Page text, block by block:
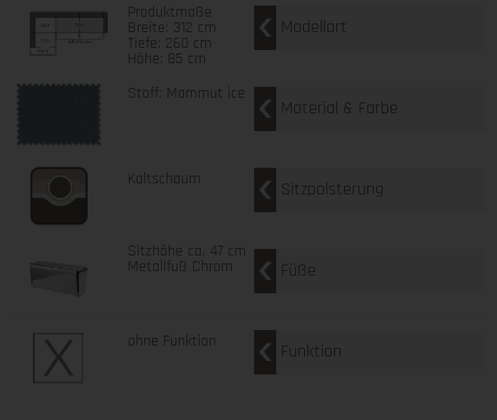
Produktmaße
Breite: 312 cm
Tiefe: 260 cm
Höhe: 85 cm
Modellart
Stoff: Mammut ice
Material & Farbe
Kaltschaum Sitzpolsterung
Sitzhöhe ca. 47 cm
Metallfuß Chrom Füße
ohne Funktion Funktion